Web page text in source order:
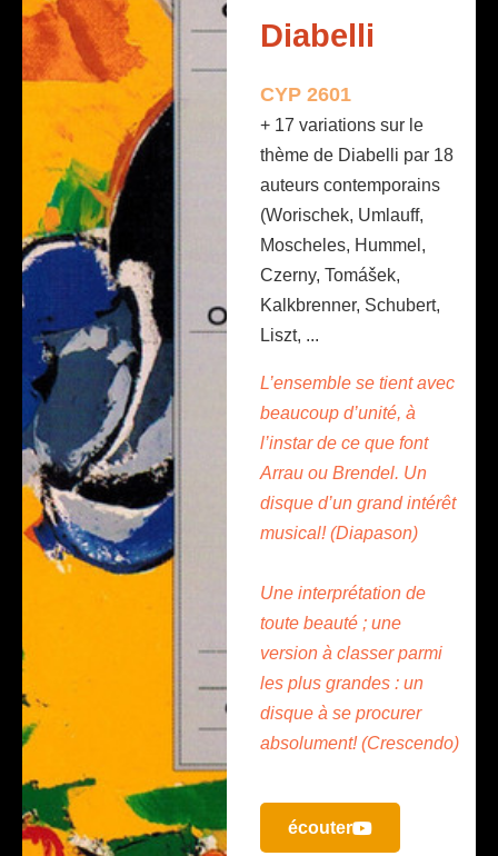
Diabelli
CYP 2601
+ 17 variations sur le
thème de Diabelli par 18
auteurs contemporains
(Worischek, Umlauff,
Moscheles, Hummel,
Czerny, Tomášek,
Kalkbrenner, Schubert,
Liszt, ...
L’ensemble se tient avec
beaucoup d’unité, à
l’instar de ce que font
Arrau ou Brendel. Un
disque d’un grand intérêt
musical! (Diapason)
Une interprétation de
toute beauté ; une
version à classer parmi
les plus grandes : un
disque à se procurer
absolument! (Crescendo)
écouter